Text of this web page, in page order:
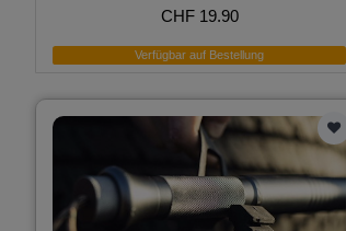
CHF 19.90
Verfügbar auf Bestellung